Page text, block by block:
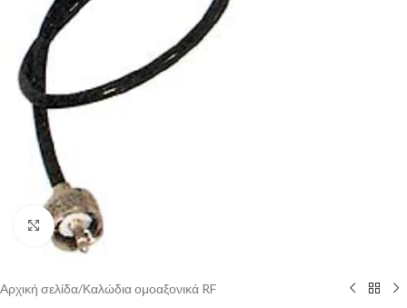
Μεγέθυνση
Αρχική σελίδα/Καλώδια ομοαξονικά RF